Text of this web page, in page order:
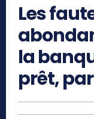
Les
la
prêt,